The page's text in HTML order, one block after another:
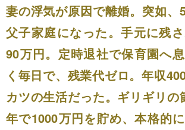
妻の浮気が原因で離婚。突如、
父子家庭になった。手元に残
90万円。定時退社で保育園へ
く毎日で、残業代ゼロ。年収
カツの生活だった。ギリギリの
年で1000万円を貯め、本格的